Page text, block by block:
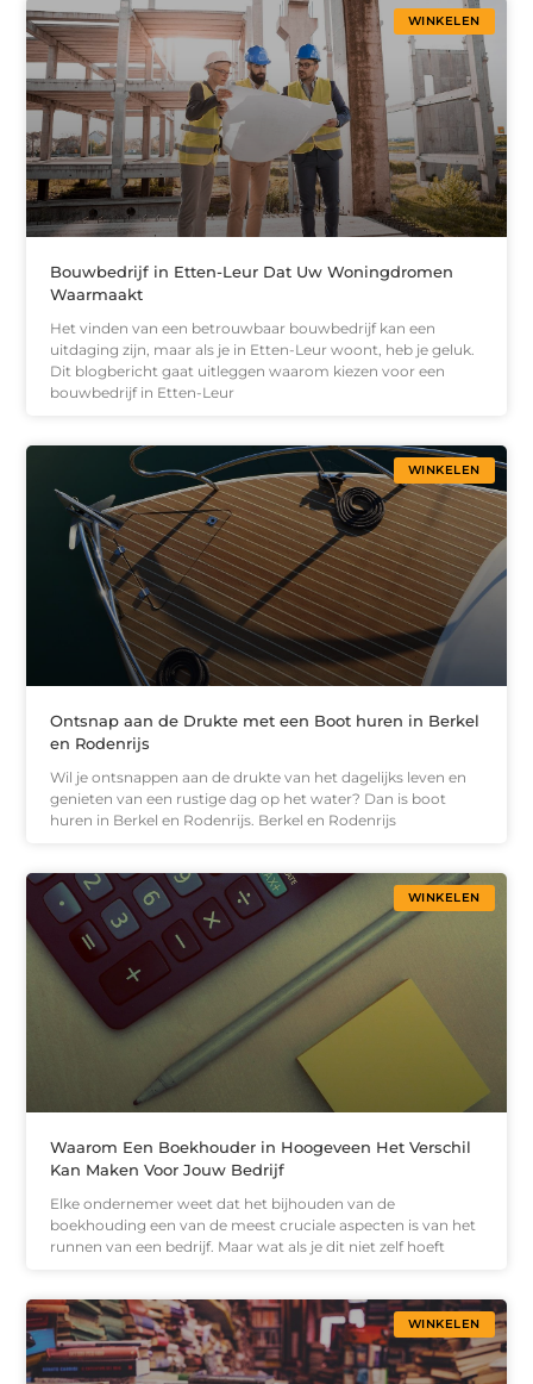
WINKELEN
Bouwbedrijf in Etten-Leur Dat Uw Woningdromen
Waarmaakt
Het vinden van een betrouwbaar bouwbedrijf kan een
uitdaging zijn, maar als je in Etten-Leur woont, heb je geluk.
Dit blogbericht gaat uitleggen waarom kiezen voor een
bouwbedrijf in Etten-Leur
WINKELEN
Ontsnap aan de Drukte met een Boot huren in Berkel
en Rodenrijs
Wil je ontsnappen aan de drukte van het dagelijks leven en
genieten van een rustige dag op het water? Dan is boot
huren in Berkel en Rodenrijs. Berkel en Rodenrijs
WINKELEN
Waarom Een Boekhouder in Hoogeveen Het Verschil
Kan Maken Voor Jouw Bedrijf
Elke ondernemer weet dat het bijhouden van de
boekhouding een van de meest cruciale aspecten is van het
runnen van een bedrijf. Maar wat als je dit niet zelf hoeft
WINKELEN